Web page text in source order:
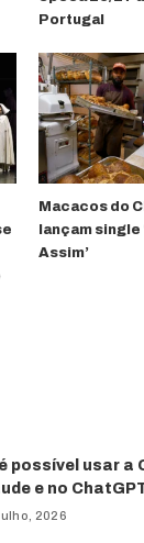
Portugal
Macacos do
lançam single
Assim’
possível usar a
e no
2026